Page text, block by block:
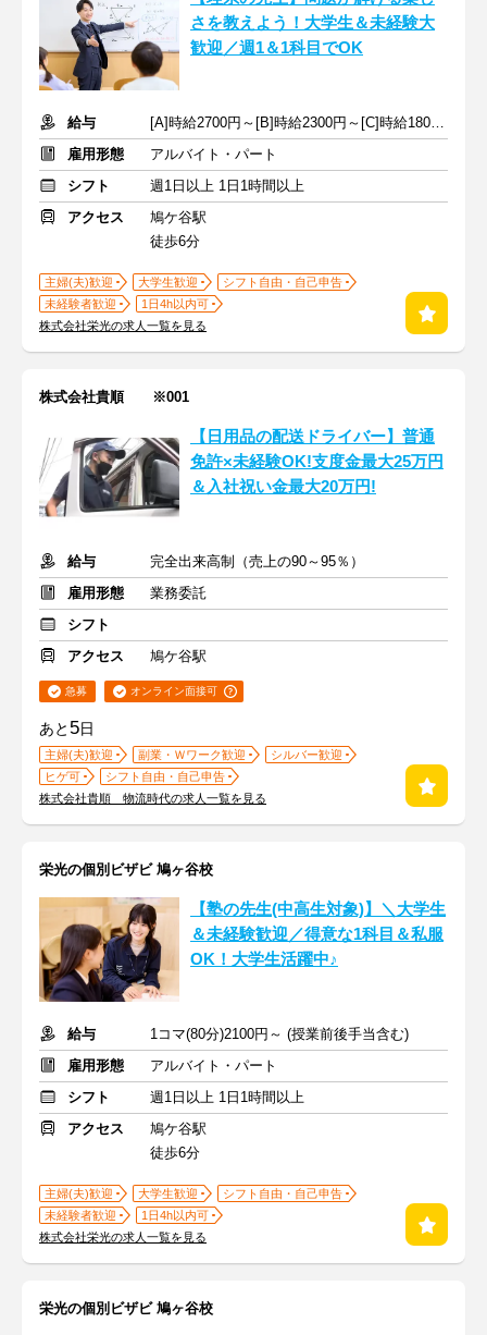
さを教えよう！大学生＆未経験大
歓迎／週1＆1科目でOK
給与
[A]時給2700円～[B]時給2300円～[C]時給1800円～ ※手当含む
雇用形態
アルバイト・パート
シフト
週1日以上 1日1時間以上
アクセス
鳩ケ谷駅
徒歩6分
主婦(夫)歓迎 大学生歓迎
シフト自由・自己申告
未経験者歓迎
1日4h以内可
株式会社栄光の求人一覧を見る
株式会社貴順 ※001
【日用品の配送ドライバー】普通
免許×未経験OK!支度金最大25万円
＆入社祝い金最大20万円!
給与
完全出来高制（売上の90～95％）
雇用形態
業務委託
シフト
アクセス
鳩ケ谷駅
急募 オンライン面接可
あと 5日
主婦(夫)歓迎 副業・Ｗワーク歓迎
シルバー歓迎
ヒゲ可
シフト自由・自己申告
株式会社貴順 物流時代の求人一覧を見る
栄光の個別ビザビ 鳩ヶ谷校
【塾の先生(中高生対象)】＼大学生
＆未経験歓迎／得意な1科目＆私服
OK！大学生活躍中♪
給与
1コマ(80分)2100円～ (授業前後手当含む)
雇用形態
アルバイト・パート
シフト
週1日以上 1日1時間以上
アクセス
鳩ケ谷駅
徒歩6分
主婦(夫)歓迎 大学生歓迎
シフト自由・自己申告
未経験者歓迎
1日4h以内可
株式会社栄光の求人一覧を見る
栄光の個別ビザビ 鳩ヶ谷校